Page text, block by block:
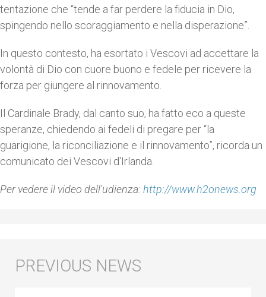
tentazione che “tende a far perdere la fiducia in Dio,
spingendo nello scoraggiamento e nella disperazione”.
In questo contesto, ha esortato i Vescovi ad accettare la
volontà di Dio con cuore buono e fedele per ricevere la
forza per giungere al rinnovamento.
Il Cardinale Brady, dal canto suo, ha fatto eco a queste
speranze, chiedendo ai fedeli di pregare per “la
guarigione, la riconciliazione e il rinnovamento”, ricorda un
comunicato dei Vescovi d'Irlanda.
Per vedere il video dell'udienza: http://www.h2onews.org